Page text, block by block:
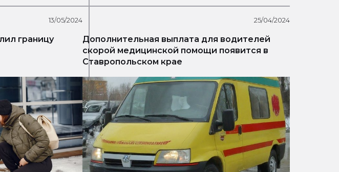
13/05/2024
границу
25/04/2024
Дополнительная выплата для водителей
скорой медицинской помощи появится в
Ставропольском крае